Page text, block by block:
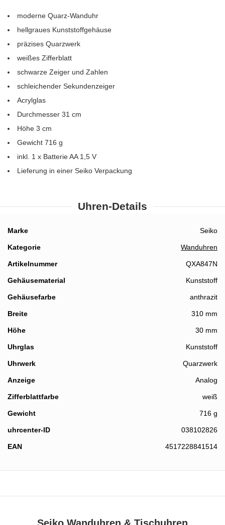
moderne Quarz-Wanduhr
hellgraues Kunststoffgehäuse
präzises Quarzwerk
weißes Zifferblatt
schwarze Zeiger und Zahlen
schleichender Sekundenzeiger
Acrylglas
Durchmesser 31 cm
Höhe 3 cm
Gewicht 716 g
inkl. 1 x Batterie AA 1,5 V
Lieferung in einer Seiko Verpackung
Uhren-Details
Details
Marke Seiko
Kategorie Wanduhren
Artikelnummer QXA847N
Gehäusematerial Kunststoff
Gehäusefarbe anthrazit
Breite 310 mm
Höhe 30 mm
Details
Uhrglas Kunststoff
Uhrwerk Quarzwerk
Anzeige Analog
Zifferblattfarbe weiß
Gewicht 716 g
uhrcenter-ID 038102826
EAN 4517228841514